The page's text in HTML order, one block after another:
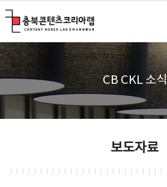
CB CKL 소식
보도자료